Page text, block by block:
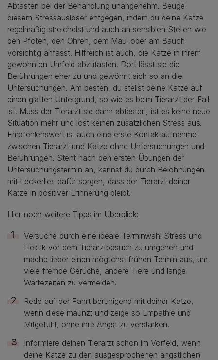
Abtasten bei der Behandlung unangenehm. Beuge
diesem Stressauslöser entgegen, indem du deine Katze
regelmäßig streichelst und auch an sensiblen Stellen wie
den Pfoten, den Ohren, dem Maul oder am Bauch
vorsichtig anfasst. Hilfreich ist auch, die Katze in ihrem
gewohnten Umfeld abzutasten. Dort lässt sie die
Berührungen eher zu und gewöhnt sich so an die
Untersuchungen. Am besten, du stellst deine Katze auf
einen glatten Untergrund, so wie es beim Tierarzt der Fall
ist. Muss der Tierarzt sie dann abtasten, ist es keine neue
Situation mehr und löst keinen zusätzlichen Stress aus.
Empfehlenswert ist auch eine erste Kontaktaufnahme
zwischen Tierarzt und Katze ohne Untersuchungen und
Berührungen. Steht nach den ersten Übungen der
Untersuchungstermin an, kannst du durch Belohnungen
mit Leckerlies dafür sorgen, dass der Tierarzt deiner
Katze in positiver Erinnerung bleibt.
Hier noch weitere Tipps im Überblick:
Versuche durch eine ideale Terminwahl Stress und
Hektik vor dem Tierarztbesuch zu umgehen und
mache lieber einen möglichst frühen Termin aus, um
viele fremde Gerüche, andere Tiere und lange
Wartezeiten zu vermeiden.
Rede auf der Fahrt beruhigend mit deiner Katze,
wenn diese maunzt und zeige so Empathie und
Mitgefühl, ohne ihre Angst zu verstärken.
Informiere deinen Tierarzt schon im Vorfeld, wenn
deine Katze zu den ausgesprochenen ängstlichen